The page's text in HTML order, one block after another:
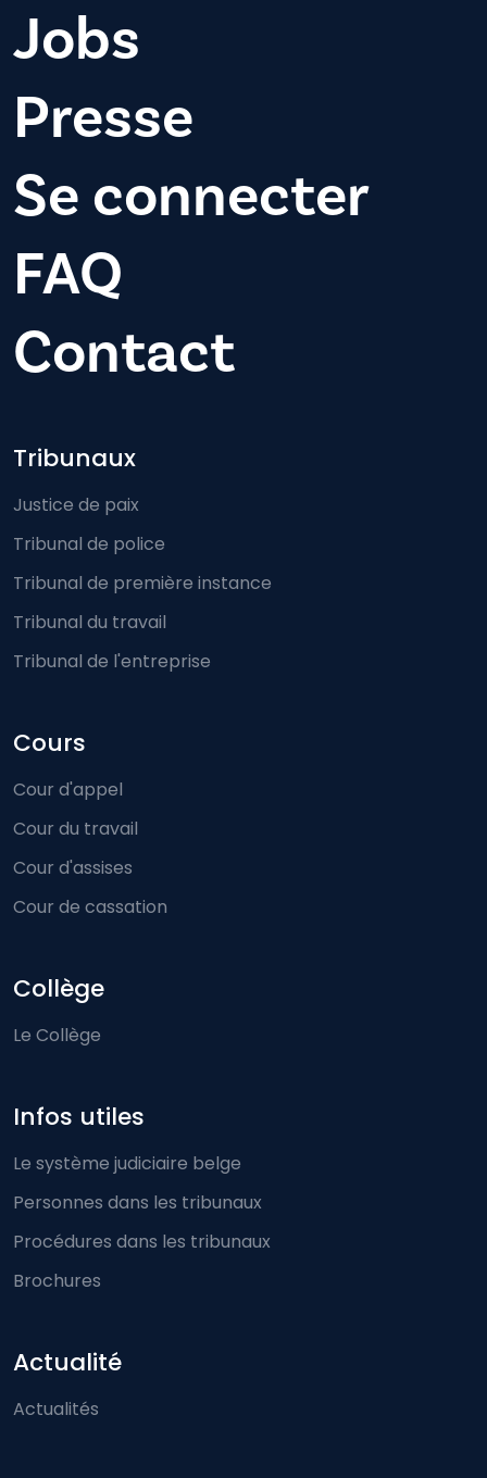
Jobs
Presse
Se connecter
FAQ
Contact
Footer-menu
Tribunaux
Justice de paix
Tribunal de police
Tribunal de première instance
Tribunal du travail
Tribunal de l'entreprise
Cours
Cour d'appel
Cour du travail
Cour d'assises
Cour de cassation
Collège
Le Collège
Infos utiles
Le système judiciaire belge
Personnes dans les tribunaux
Procédures dans les tribunaux
Brochures
Actualité
Actualités